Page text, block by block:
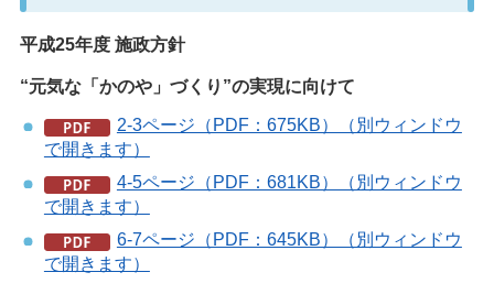
平成25年度 施政方針
“元気な「かのや」づくり”の実現に向けて
2-3ページ（PDF：675KB）（別ウィンドウ
で開きます）
4-5ページ（PDF：681KB）（別ウィンドウ
で開きます）
6-7ページ（PDF：645KB）（別ウィンドウ
で開きます）